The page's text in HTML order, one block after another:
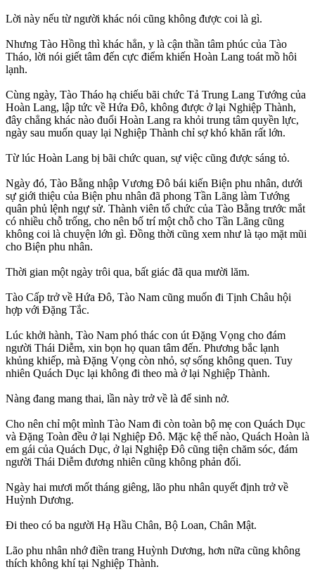
Lời này nếu từ người khác nói cũng không được coi là gì.
Nhưng Tào Hồng thì khác hẳn, y là cận thần tâm phúc của Tào
Tháo, lời nói giết tâm đến cực điểm khiến Hoàn Lang toát mồ hôi
lạnh.
Cùng ngày, Tào Tháo hạ chiếu bãi chức Tả Trung Lang Tướng của
Hoàn Lang, lập tức về Hứa Đô, không được ở lại Nghiệp Thành,
đây chẳng khác nào đuổi Hoàn Lang ra khỏi trung tâm quyền lực,
ngày sau muốn quay lại Nghiệp Thành chỉ sợ khó khăn rất lớn.
Từ lúc Hoàn Lang bị bãi chức quan, sự việc cũng được sáng tỏ.
Ngày đó, Tào Bằng nhập Vương Đô bái kiến Biện phu nhân, dưới
sự giới thiệu của Biện phu nhân đã phong Tần Lãng làm Tướng
quân phủ lệnh ngự sử. Thành viên tổ chức của Tào Bằng trước mắt
có nhiều chỗ trống, cho nên bố trí một chỗ cho Tần Lãng cũng
không coi là chuyện lớn gì. Đồng thời cũng xem như là tạo mặt mũi
cho Biện phu nhân.
Thời gian một ngày trôi qua, bất giác đã qua mười lăm.
Tào Cấp trở về Hứa Đô, Tào Nam cũng muốn đi Tịnh Châu hội
hợp với Đặng Tắc.
Lúc khởi hành, Tào Nam phó thác con út Đặng Vọng cho đám
người Thái Diễm, xin bọn họ quan tâm đến. Phương bắc lạnh
khủng khiếp, mà Đặng Vọng còn nhỏ, sợ sống không quen. Tuy
nhiên Quách Dục lại không đi theo mà ở lại Nghiệp Thành.
Nàng đang mang thai, lần này trở về là để sinh nở.
Cho nên chỉ một mình Tào Nam đi còn toàn bộ mẹ con Quách Dục
và Đặng Toàn đều ở lại Nghiệp Đô. Mặc kệ thế nào, Quách Hoàn là
em gái của Quách Dục, ở lại Nghiệp Đô cũng tiện chăm sóc, đám
người Thái Diễm đương nhiên cũng không phản đối.
Ngày hai mươi mốt tháng giêng, lão phu nhân quyết định trở về
Huỳnh Dương.
Đi theo có ba người Hạ Hầu Chân, Bộ Loan, Chân Mật.
Lão phu nhân nhớ điền trang Huỳnh Dương, hơn nữa cũng không
thích không khí tại Nghiệp Thành.